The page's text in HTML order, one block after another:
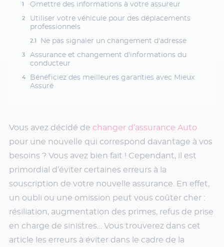
Omettre des informations à votre assureur
Utiliser votre véhicule pour des déplacements
professionnels
Ne pas signaler un changement d'adresse
Assurance et changement d'informations du
conducteur
Bénéficiez des meilleures garanties avec Mieux
Assuré
Vous avez décidé de changer d’assurance Auto
pour une nouvelle qui correspond davantage à vos
besoins ? Vous avez bien fait ! Cependant, il est
primordial d’éviter certaines erreurs à la
souscription de votre nouvelle assurance. En effet,
un oubli ou une omission peut vous coûter cher :
résiliation, augmentation des primes, refus de prise
en charge de sinistres… Vous trouverez dans cet
article les erreurs à éviter dans le cadre de la